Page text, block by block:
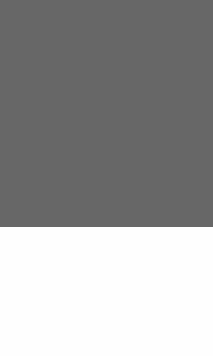
pitääkin paikkansa.